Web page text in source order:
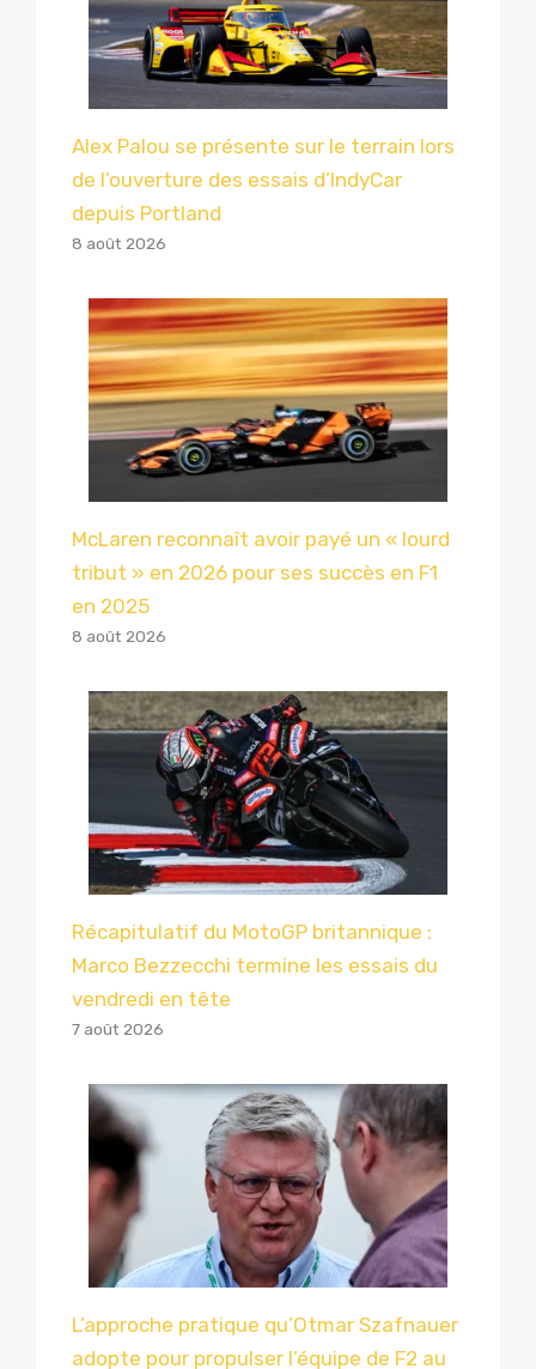
Alex Palou se présente sur le terrain lors
de l’ouverture des essais d’IndyCar
depuis Portland
8 août 2026
McLaren reconnaît avoir payé un « lourd
tribut » en 2026 pour ses succès en F1
en 2025
8 août 2026
Récapitulatif du MotoGP britannique :
Marco Bezzecchi termine les essais du
vendredi en tête
7 août 2026
L’approche pratique qu’Otmar Szafnauer
adopte pour propulser l’équipe de F2 au